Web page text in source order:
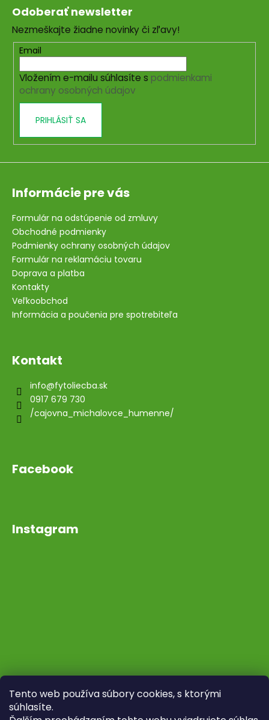
Tento web používa súbory cookies, s ktorými
súhlasíte.
Odoberať newsletter
Nezmeškajte žiadne novinky či zľavy!
Email
Vložením e-mailu súhlasíte s podmienkami
ochrany osobných údajov
PRIHLÁSIŤ SA
Informácie pre vás
Formulár na odstúpenie od zmluvy
Obchodné podmienky
Podmienky ochrany osobných údajov
Formulár na reklamáciu tovaru
Doprava a platba
Kontakty
Veľkoobchod
Informácia a poučenia pre spotrebiteľa
Kontakt
info@fytoliecba.sk
0917 679 730
/cajovna_michalovce_humenne/
Facebook
Instagram